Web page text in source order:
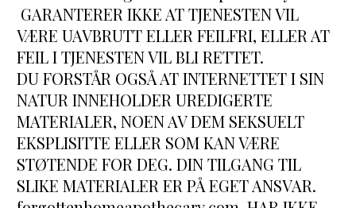
GARANTERER IKKE AT TJENESTEN VIL
VÆRE UAVBRUTT ELLER FEILFRI, ELLER AT
FEIL I TJENESTEN VIL BLI RETTET.
DU FORSTÅR OGSÅ AT INTERNETTET I SIN
NATUR INNEHOLDER UREDIGERTE
MATERIALER, NOEN AV DEM SEKSUELT
EKSPLISITTE ELLER SOM KAN VÆRE
STØTENDE FOR DEG. DIN TILGANG TIL
SLIKE MATERIALER ER PÅ EGET ANSVAR.